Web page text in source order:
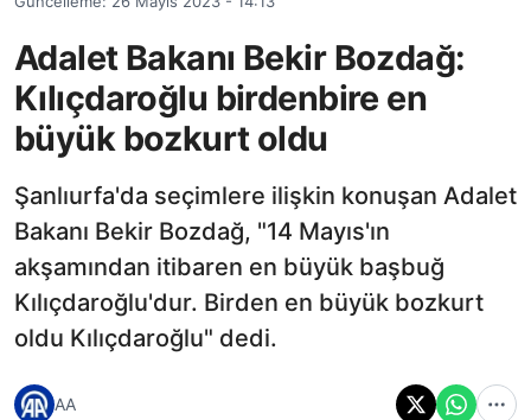
Adalet Bakanı Bekir Bozdağ:
Kılıçdaroğlu birdenbire en
büyük bozkurt oldu
Şanlıurfa'da seçimlere ilişkin konuşan Adalet
Bakanı Bekir Bozdağ, "14 Mayıs'ın
akşamından itibaren en büyük başbuğ
Kılıçdaroğlu'dur. Birden en büyük bozkurt
oldu Kılıçdaroğlu" dedi.
AA